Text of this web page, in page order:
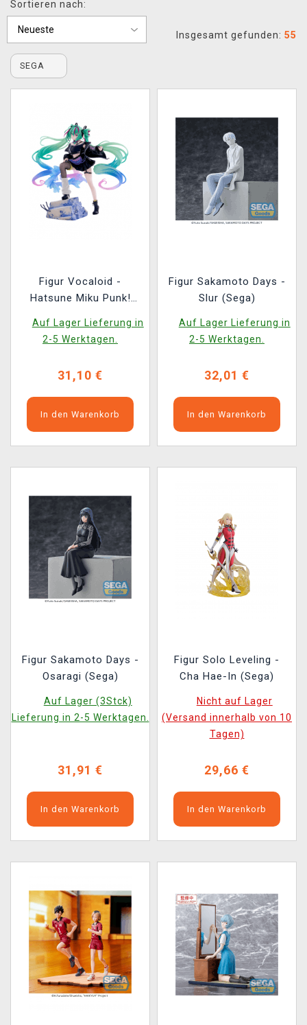
XZONE CLUB
Sortieren nach:
Insgesamt gefunden: 55
SEGA
Figur Vocaloid -
Hatsune Miku Punk!
Auf Lager Lieferung in
2-5 Werktagen.
31,10 €
In den Warenkorb
Figur Sakamoto Days -
Slur (Sega)
Auf Lager Lieferung in
2-5 Werktagen.
32,01 €
In den Warenkorb
Figur Sakamoto Days -
Osaragi (Sega)
Auf Lager (3Stck)
Lieferung in 2-5 Werktagen.
31,91 €
In den Warenkorb
Figur Solo Leveling -
Cha Hae-In (Sega)
Nicht auf Lager
(Versand innerhalb von 10
Tagen)
29,66 €
In den Warenkorb